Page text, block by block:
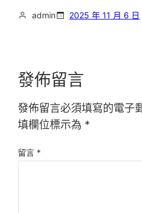
admin 2025 年 11 月 6 日
發佈留言
發佈留言必須填寫的電子
填欄位標示為 *
留言 *